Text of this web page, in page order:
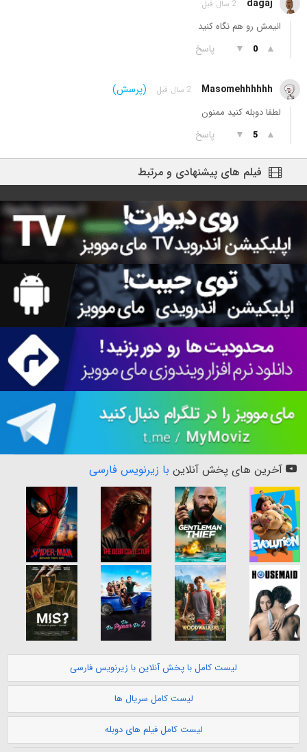
dagaj 2 سال قبل
انیمش رو هم نگاه کنید
▲
0
▼ پاسخ
Masomehhhhhh 2 سال قبل (پرسش)
لطفا دوبله کنید ممنون
▲
5
▼ پاسخ
فیلم های پیشنهادی و مرتبط
آخرین های پخش آنلاین با زیرنویس فارسی
لیست کامل با پخش آنلاین با زیرنویس فارسی
لیست کامل سریال ها
لیست کامل فیلم های دوبله